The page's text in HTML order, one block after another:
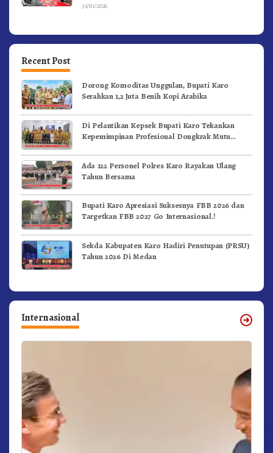
31/01/2026
Recent Post
Dorong Komoditas Unggulan, Bupati Karo
Serahkan 1,2 Juta Benih Kopi Arabika
Di Pelantikan Kepsek Bupati Karo Tekankan
Kepemimpinan Profesional Dongkrak Mutu
Ada 122 Personel Polres Karo Rayakan Ulang
Tahun Bersama
Bupati Karo Apresiasi Suksesnya FBB 2026 dan
Targetkan FBB 2027 Go Internasional.!
Sekda Kabupaten Karo Hadiri Penutupan (PRSU)
Tahun 2026 Di Medan
Internasional